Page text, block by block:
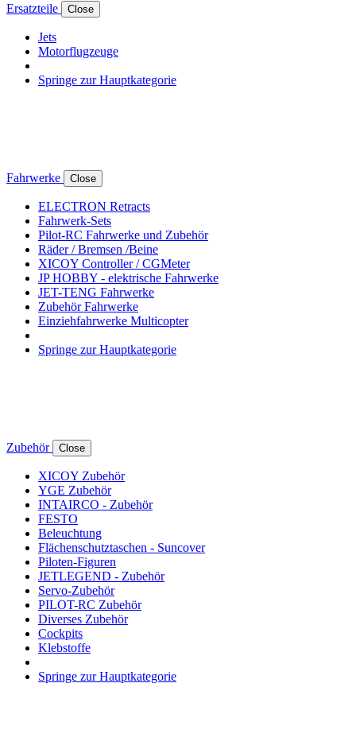
Ersatzteile Close
Jets
Motorflugzeuge
Springe zur Hauptkategorie
Fahrwerke Close
ELECTRON Retracts
Fahrwerk-Sets
Pilot-RC Fahrwerke und Zubehör
Räder / Bremsen /Beine
XICOY Controller / CGMeter
JP HOBBY - elektrische Fahrwerke
JET-TENG Fahrwerke
Zubehör Fahrwerke
Einziehfahrwerke Multicopter
Springe zur Hauptkategorie
Zubehör Close
XICOY Zubehör
YGE Zubehör
INTAIRCO - Zubehör
FESTO
Beleuchtung
Flächenschutztaschen - Suncover
Piloten-Figuren
JETLEGEND - Zubehör
Servo-Zubehör
PILOT-RC Zubehör
Diverses Zubehör
Cockpits
Klebstoffe
Springe zur Hauptkategorie